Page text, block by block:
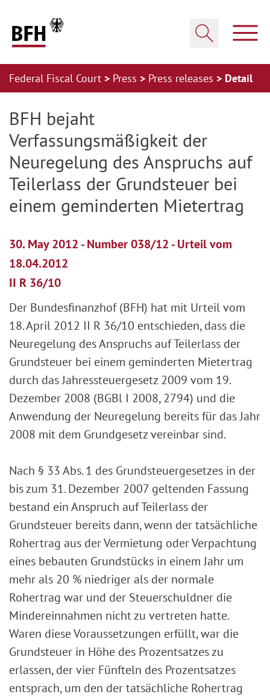
Federal Fiscal Court Press Press releases Detail
BFH bejaht
Verfassungsmäßigkeit der
Neuregelung des Anspruchs auf
Teilerlass der Grundsteuer bei
einem geminderten Mietertrag
30. May 2012 - Number 038/12 - Urteil vom
18.04.2012
II R 36/10
Der Bundesfinanzhof (BFH) hat mit Urteil vom
18. April 2012 II R 36/10 entschieden, dass die
Neuregelung des Anspruchs auf Teilerlass der
Grundsteuer bei einem geminderten Mietertrag
durch das Jahressteuergesetz 2009 vom 19.
Dezember 2008 (BGBl I 2008, 2794) und die
Anwendung der Neuregelung bereits für das Jahr
2008 mit dem Grundgesetz vereinbar sind.
Nach § 33 Abs. 1 des Grundsteuergesetzes in der
bis zum 31. Dezember 2007 geltenden Fassung
bestand ein Anspruch auf Teilerlass der
Grundsteuer bereits dann, wenn der tatsächliche
Rohertrag aus der Vermietung oder Verpachtung
eines bebauten Grundstücks in einem Jahr um
mehr als 20 % niedriger als der normale
Rohertrag war und der Steuerschuldner die
Mindereinnahmen nicht zu vertreten hatte.
Waren diese Voraussetzungen erfüllt, war die
Grundsteuer in Höhe des Prozentsatzes zu
erlassen, der vier Fünfteln des Prozentsatzes
entsprach, um den der tatsächliche Rohertrag